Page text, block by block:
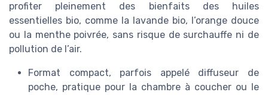
profiter pleinement des bienfaits des huiles
essentielles bio, comme la lavande bio, l’orange douce
ou la menthe poivrée, sans risque de surchauffe ni de
pollution de l’air.
Format compact, parfois appelé diffuseur de
poche, pratique pour la chambre à coucher ou le